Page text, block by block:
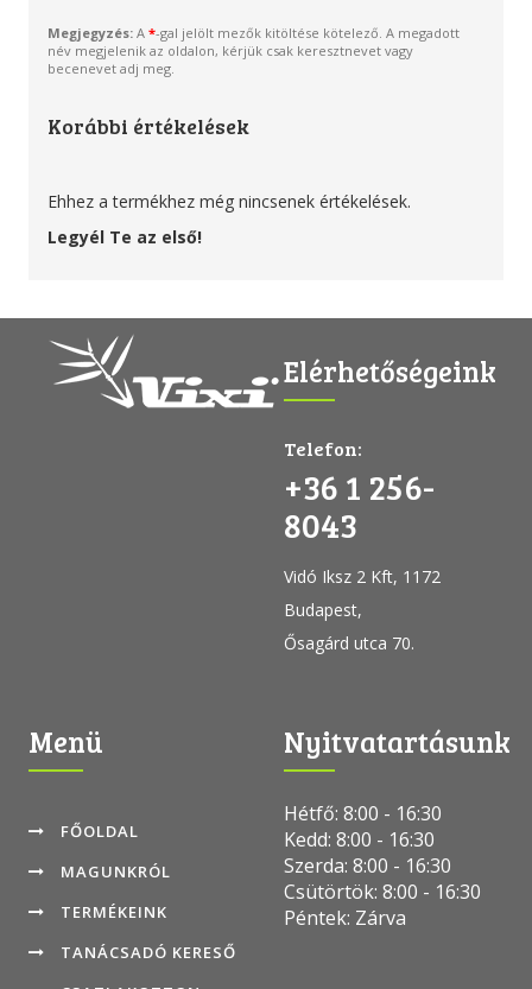
Megjegyzés: A *-gal jelölt mezők kitöltése kötelező. A megadott
név megjelenik az oldalon, kérjük csak keresztnevet vagy
becenevet adj meg.
Korábbi értékelések
Ehhez a termékhez még nincsenek értékelések.
Legyél Te az első!
Elérhetőségeink
Telefon:
+36 1 256-
8043
Vidó Iksz 2 Kft, 1172
Budapest,
Ősagárd utca 70.
Menü
FŐOLDAL
MAGUNKRÓL
TERMÉKEINK
TANÁCSADÓ KERESŐ
Nyitvatartásunk
Hétfő: 8:00 - 16:30
Kedd: 8:00 - 16:30
Szerda: 8:00 - 16:30
Csütörtök: 8:00 - 16:30
Péntek: Zárva